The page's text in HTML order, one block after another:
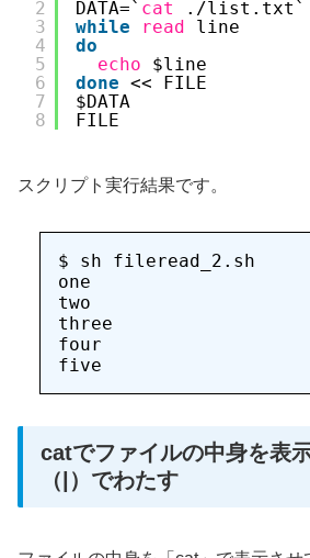
2
3
4
5
6
7
8
DATA=` cat . /list .txt`
while
read
line
do
echo
$line
done << FILE
$DATA
FILE
スクリプト実行結果です。
$ sh fileread_2.sh
one
two
three
four
catでファイルの中身を表
（|）でわたす